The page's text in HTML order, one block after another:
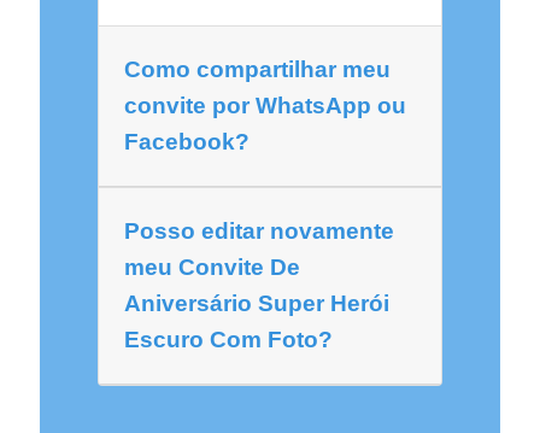
Como compartilhar meu
convite por WhatsApp ou
Facebook?
Posso editar novamente
meu Convite De
Aniversário Super Herói
Escuro Com Foto?